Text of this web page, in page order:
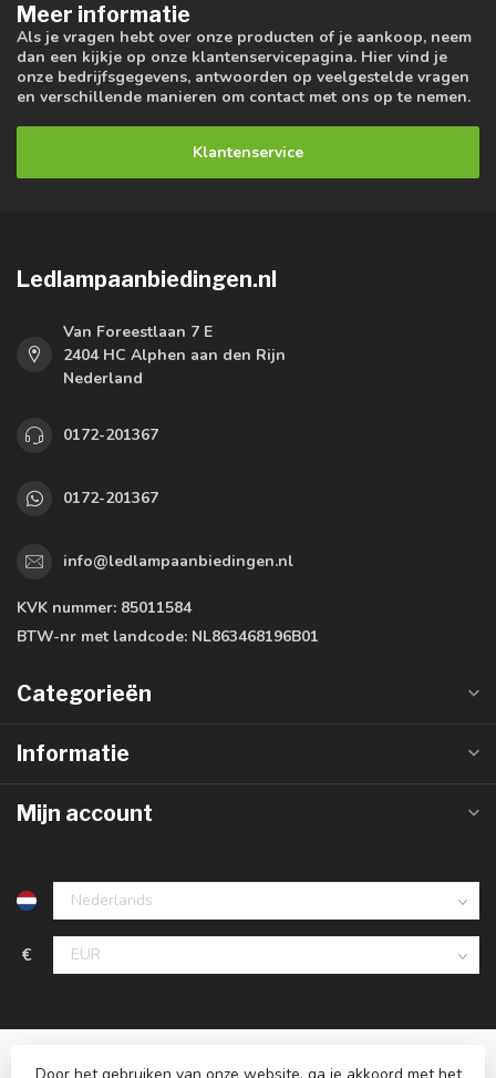
Meer informatie
Als je vragen hebt over onze producten of je aankoop, neem
dan een kijkje op onze klantenservicepagina. Hier vind je
onze bedrijfsgegevens, antwoorden op veelgestelde vragen
en verschillende manieren om contact met ons op te nemen.
Klantenservice
Ledlampaanbiedingen.nl
Van Foreestlaan 7 E
2404 HC Alphen aan den Rijn
Nederland
0172-201367
0172-201367
info@ledlampaanbiedingen.nl
KVK nummer: 85011584
BTW-nr met landcode: NL863468196B01
Categorieën
Informatie
Mijn account
€